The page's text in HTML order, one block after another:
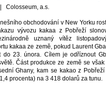
Colosseum, a.s.
obchodování v New Yorku
vývozu kakaa z Pobřeží
uznaný vítěz
kakaa ze země, pokud Laurent
23. února. Cílem je odříznout
Část produkce ze země se
Ghany, kam se kakao z
procenta) na 3 418 dolarů za tunu.